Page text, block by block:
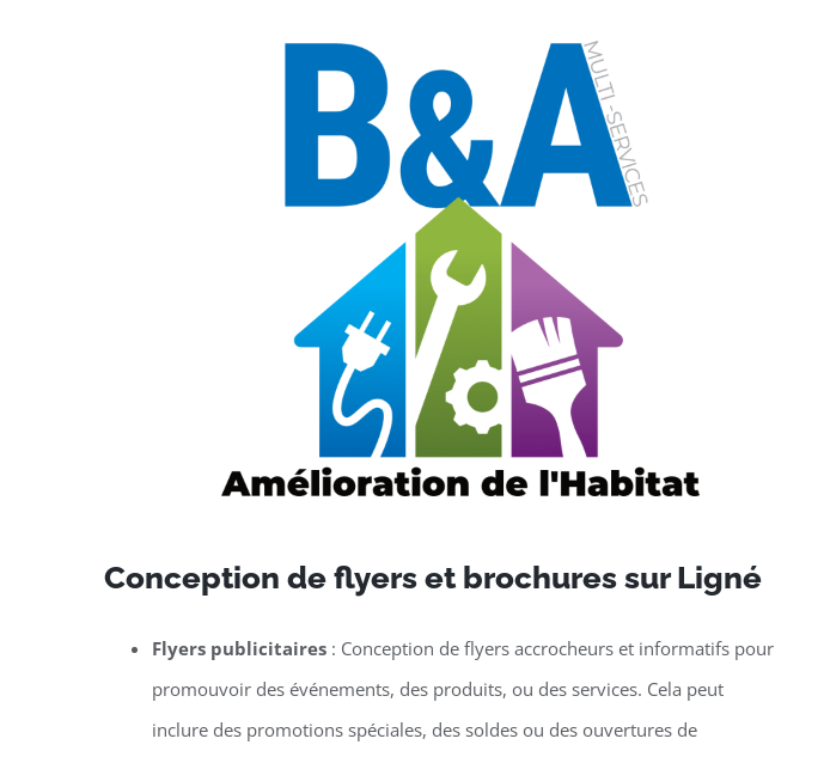
Conception de flyers et brochures sur Ligné
Flyers publicitaires: Conception de flyers accrocheurs et informatifs pour
promouvoir des événements, des produits, ou des services. Cela peut
inclure des promotions spéciales, des soldes ou des ouvertures de